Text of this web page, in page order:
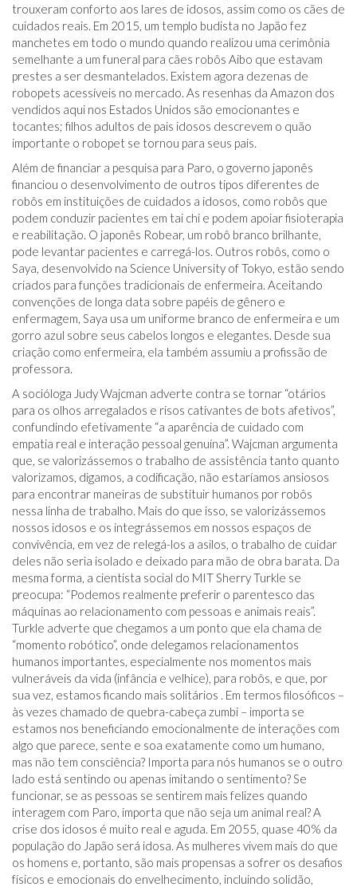
trouxeram conforto aos lares de idosos, assim como os cães de
cuidados reais. Em 2015, um templo budista no Japão fez
manchetes em todo o mundo quando realizou uma cerimônia
semelhante a um funeral para cães robôs Aibo que estavam
prestes a ser desmantelados. Existem agora dezenas de
robopets acessíveis no mercado. As resenhas da Amazon dos
vendidos aqui nos Estados Unidos são emocionantes e
tocantes; filhos adultos de pais idosos descrevem o quão
importante o robopet se tornou para seus pais.
Além de financiar a pesquisa para Paro, o governo japonês
financiou o desenvolvimento de outros tipos diferentes de
robôs em instituições de cuidados a idosos, como robôs que
podem conduzir pacientes em tai chi e podem apoiar fisioterapia
e reabilitação. O japonês Robear, um robô branco brilhante,
pode levantar pacientes e carregá-los. Outros robôs, como o
Saya, desenvolvido na Science University of Tokyo, estão sendo
criados para funções tradicionais de enfermeira. Aceitando
convenções de longa data sobre papéis de gênero e
enfermagem, Saya usa um uniforme branco de enfermeira e um
gorro azul sobre seus cabelos longos e elegantes. Desde sua
criação como enfermeira, ela também assumiu a profissão de
professora.
A socióloga Judy Wajcman adverte contra se tornar “otários
para os olhos arregalados e risos cativantes de bots afetivos”,
confundindo efetivamente “a aparência de cuidado com
empatia real e interação pessoal genuína”. Wajcman argumenta
que, se valorizássemos o trabalho de assistência tanto quanto
valorizamos, digamos, a codificação, não estaríamos ansiosos
para encontrar maneiras de substituir humanos por robôs
nessa linha de trabalho. Mais do que isso, se valorizássemos
nossos idosos e os integrássemos em nossos espaços de
convivência, em vez de relegá-los a asilos, o trabalho de cuidar
deles não seria isolado e deixado para mão de obra barata. Da
mesma forma, a cientista social do MIT Sherry Turkle se
preocupa: “Podemos realmente preferir o parentesco das
máquinas ao relacionamento com pessoas e animais reais”.
Turkle adverte que chegamos a um ponto que ela chama de
“momento robótico”, onde delegamos relacionamentos
humanos importantes, especialmente nos momentos mais
vulneráveis ​​da vida (infância e velhice), para robôs, e que, por
sua vez, estamos ficando mais solitários . Em termos filosóficos –
às vezes chamado de quebra-cabeça zumbi – importa se
estamos nos beneficiando emocionalmente de interações com
algo que parece, sente e soa exatamente como um humano,
mas não tem consciência? Importa para nós humanos se o outro
lado está sentindo ou apenas imitando o sentimento? Se
funcionar, se as pessoas se sentirem mais felizes quando
interagem com Paro, importa que não seja um animal real? A
crise dos idosos é muito real e aguda. Em 2055, quase 40% da
população do Japão será idosa. As mulheres vivem mais do que
os homens e, portanto, são mais propensas a sofrer os desafios
físicos e emocionais do envelhecimento, incluindo solidão,